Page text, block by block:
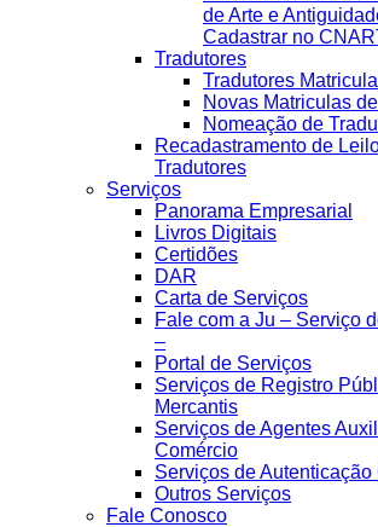
de Arte e
Cadastrar no
Tradutores
Tradutores
Novas Matriculas
Nomeação de
Recadastramento de
Tradutores
Serviços
Panorama Empresarial
Livros Digitais
Certidões
DAR
Carta de Serviços
Fale com a Ju – Serviço
–
Portal de Serviços
Serviços de Registro
Mercantis
Serviços de Agentes
Comércio
Serviços de Autenticação
Outros Serviços
Fale Conosco